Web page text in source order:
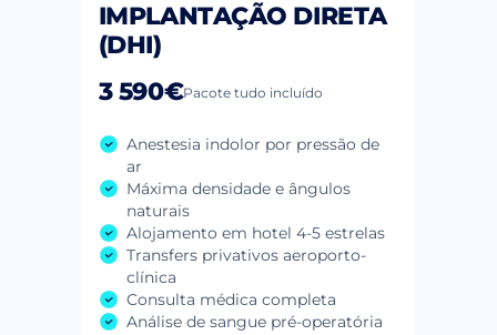
IMPLANTAÇÃO DIRETA
(DHI)
3 590€Pacote tudo incluído
Anestesia indolor por pressão de
ar
Máxima densidade e ângulos
naturais
Alojamento em hotel 4-5 estrelas
Transfers privativos aeroporto-
clínica
Consulta médica completa
Análise de sangue pré-operatória